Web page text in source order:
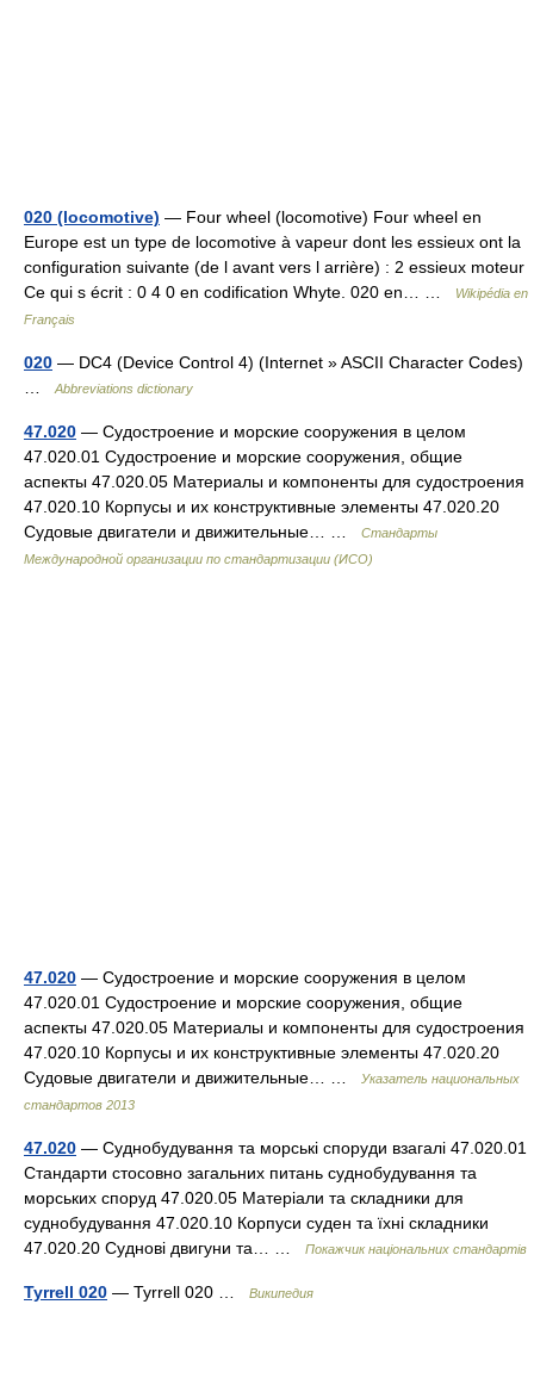
020 (locomotive) — Four wheel (locomotive) Four wheel en
Europe est un type de locomotive à vapeur dont les essieux ont la
configuration suivante (de l avant vers l arrière) : 2 essieux moteur
Ce qui s écrit : 0 4 0 en codification Whyte. 020 en… …
Wikipédia en
Français
020 — DC4 (Device Control 4) (Internet » ASCII Character Codes)
Abbreviations dictionary
47.020 — Судостроение и морские сооружения в целом
47.020.01 Судостроение и морские сооружения, общие
аспекты 47.020.05 Материалы и компоненты для судостроения
47.020.10 Корпусы и их конструктивные элементы 47.020.20
Судовые двигатели и движительные… …
Стандарты
Международной организации по стандартизации (ИСО)
47.020 — Судостроение и морские сооружения в целом
47.020.01 Судостроение и морские сооружения, общие
аспекты 47.020.05 Материалы и компоненты для судостроения
47.020.10 Корпусы и их конструктивные элементы 47.020.20
Судовые двигатели и движительные… …
Указатель национальных
стандартов 2013
47.020 — Суднобудування та морські споруди взагалі 47.020.01
Стандарти стосовно загальних питань суднобудування та
морських споруд 47.020.05 Матеріали та складники для
суднобудування 47.020.10 Корпуси суден та їхні складники
47.020.20 Суднові двигуни та… …
Покажчик національних стандартів
Tyrrell 020 — Tyrrell 020 … Википедия